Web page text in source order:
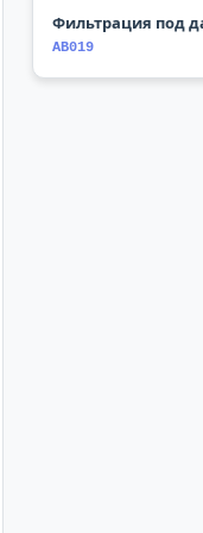
Фильтрация под
AB019